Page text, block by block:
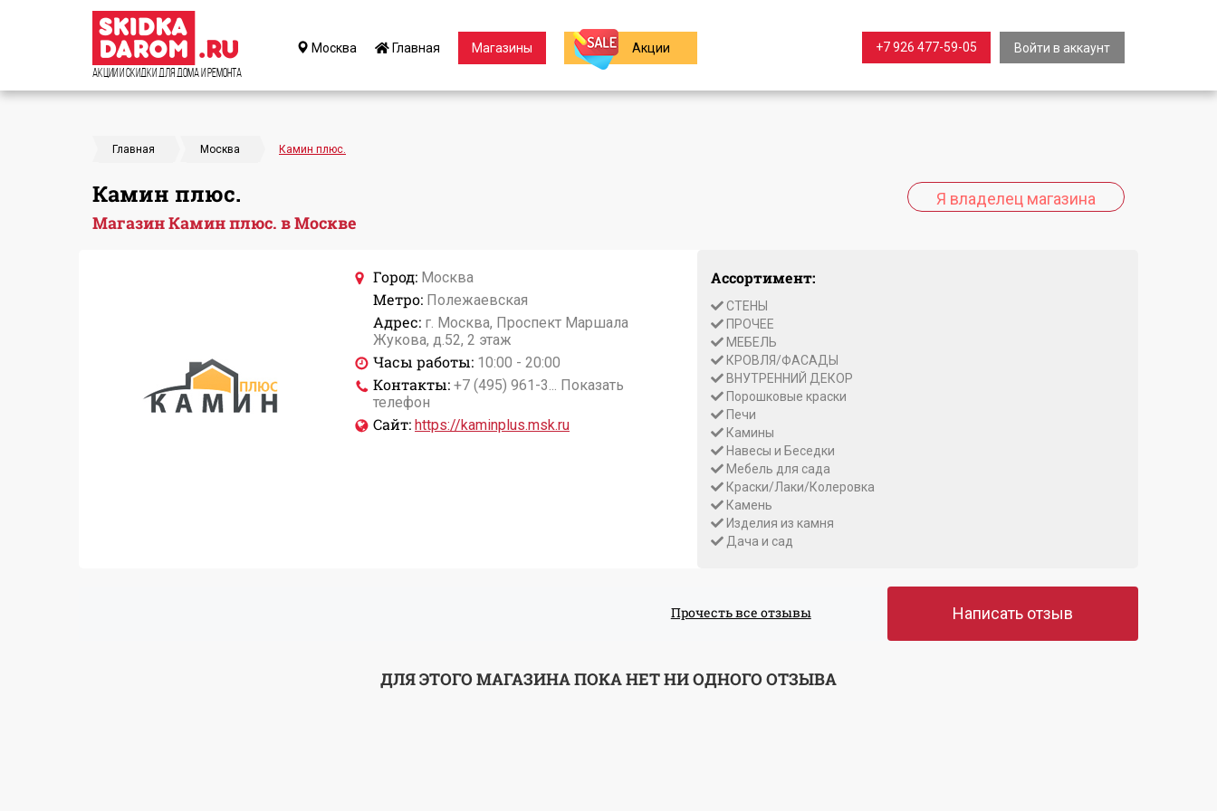
Акции и Скидки для дома и ремонта
Москва Главная Магазины Акции Войти в аккаунт
+7 926 477-59-05
Главная Москва Камин плюс.
Камин плюс.
Магазин Камин плюс. в Москве
Город: Москва
Метро: Полежаевская
Адрес: г. Москва, Проспект Маршала
Жукова, д.52, 2 этаж
Часы работы: 10:00 - 20:00
Контакты: +7 (495) 961-3... Показать
телефон
Сайт: https://kaminplus.msk.ru
Ассортимент:
СТЕНЫ
ПРОЧЕЕ
МЕБЕЛЬ
КРОВЛЯ/ФАСАДЫ
ВНУТРЕННИЙ ДЕКОР
Порошковые краски
Печи
Камины
Навесы и Беседки
Мебель для сада
Краски/Лаки/Колеровка
Камень
Изделия из камня
Дача и сад
Прочесть все отзывы Написать отзыв
ДЛЯ ЭТОГО МАГАЗИНА ПОКА НЕТ НИ ОДНОГО ОТЗЫВА